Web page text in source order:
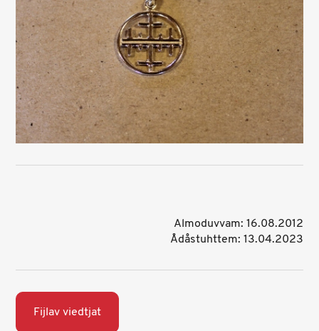
Almoduvvam: 16.08.2012
Ådåstuhttem: 13.04.2023
Fijlav viedtjat